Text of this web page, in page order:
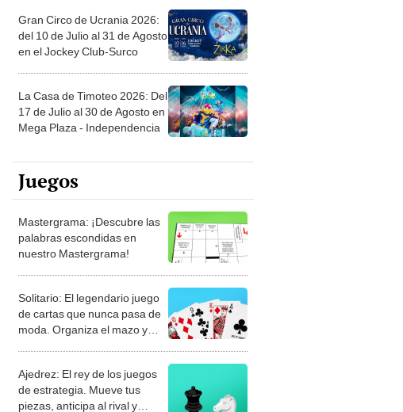
Gran Circo de Ucrania 2026:
del 10 de Julio al 31 de Agosto
en el Jockey Club-Surco
La Casa de Timoteo 2026: Del
17 de Julio al 30 de Agosto en
Mega Plaza - Independencia
Juegos
Mastergrama: ¡Descubre las
palabras escondidas en
nuestro Mastergrama!
Solitario: El legendario juego
de cartas que nunca pasa de
moda. Organiza el mazo y
Ajedrez: El rey de los juegos
de estrategia. Mueve tus
piezas, anticipa al rival y